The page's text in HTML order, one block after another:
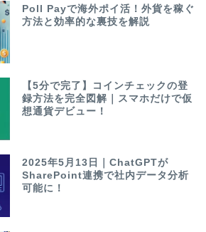
Poll Payで海外ポイ活！外貨を稼ぐ
方法と効率的な裏技を解説
【5分で完了】コインチェックの登
録方法を完全図解｜スマホだけで仮
想通貨デビュー！
2025年5月13日｜ChatGPTが
SharePoint連携で社内データ分析
可能に！